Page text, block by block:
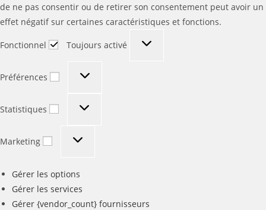
de ne pas consentir ou de retirer son consentement peut avoir un
effet négatif sur certaines caractéristiques et fonctions.
Fonctionnel Toujours activé
Préférences
Statistiques
Marketing
Gérer les options
Gérer les services
Gérer {vendor_count} fournisseurs